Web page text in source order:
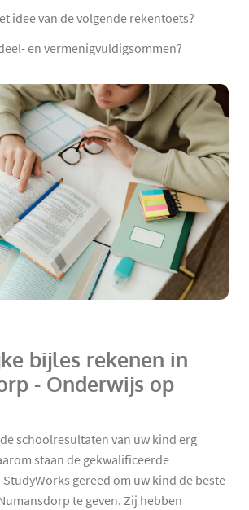
idee van de volgende rekentoets?
en vermenigvuldigsommen?
bijles rekenen in
- Onderwijs op
schoolresultaten van uw kind erg
staan de gekwalificeerde
gereed om uw kind de beste
te geven. Zij hebben